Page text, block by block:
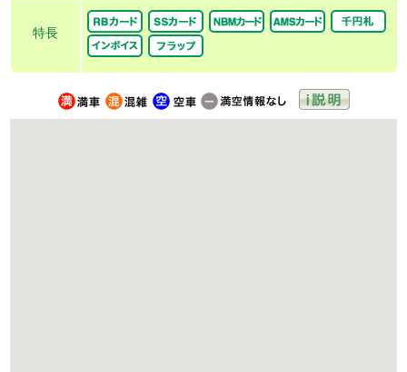
特長